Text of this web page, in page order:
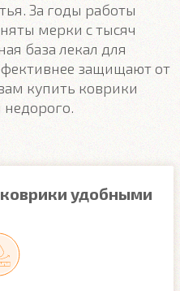
За годы работы
мерки с тысяч
база лекал для
защищают от
купить коврики
недорого.
удобными